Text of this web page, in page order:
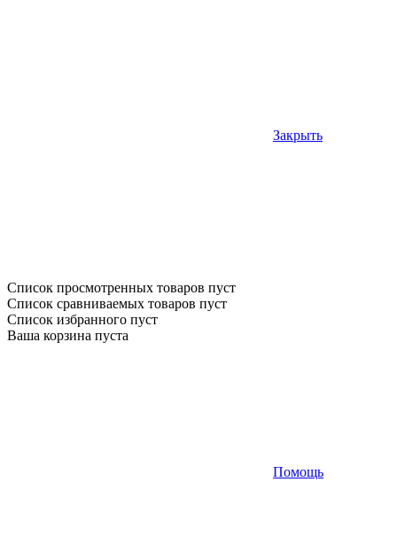
Закрыть
Список просмотренных товаров пуст
Список сравниваемых товаров пуст
Список избранного пуст
Ваша корзина пуста
Помощь